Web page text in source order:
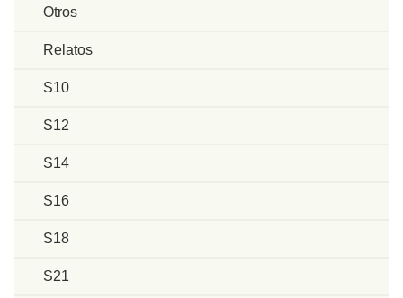
Otros
Relatos
S10
S12
S14
S16
S18
S21